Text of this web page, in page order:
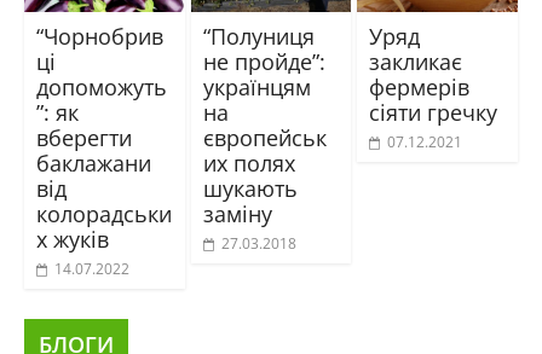
“Чорнобрив
ці
допоможуть
”: як
вберегти
баклажани
від
колорадськи
х жуків
14.07.2022
“Полуниця
не пройде”:
українцям
на
європейськ
их полях
шукають
заміну
27.03.2018
Уряд
закликає
фермерів
сіяти гречку
07.12.2021
БЛОГИ